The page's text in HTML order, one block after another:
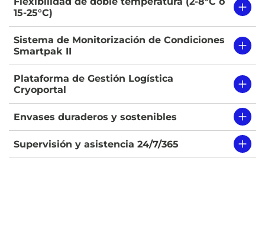
15-25°C)
Sistema de Monitorización de Condiciones
Smartpak II
Plataforma de Gestión Logística
Cryoportal
Envases duraderos y sostenibles
Supervisión y asistencia 24/7/365